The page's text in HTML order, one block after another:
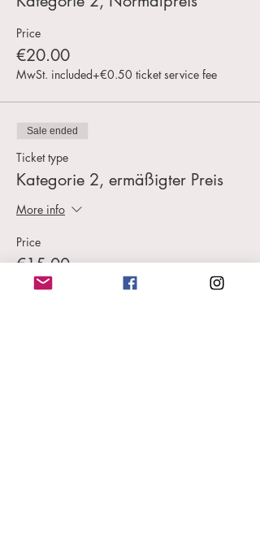
Price
€20.00
MwSt. included+€0.50 ticket service fee
Sale ended
Ticket type
Kategorie 2, ermäßigter Preis
More info
Price
€15.00
MwSt. included +€0.38 ticket service fee